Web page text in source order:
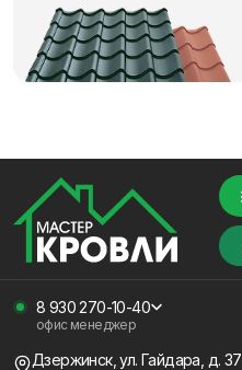
8 930 270-10-40
офис менеджер
Дзержинск, ул. Гайдара, д. 37